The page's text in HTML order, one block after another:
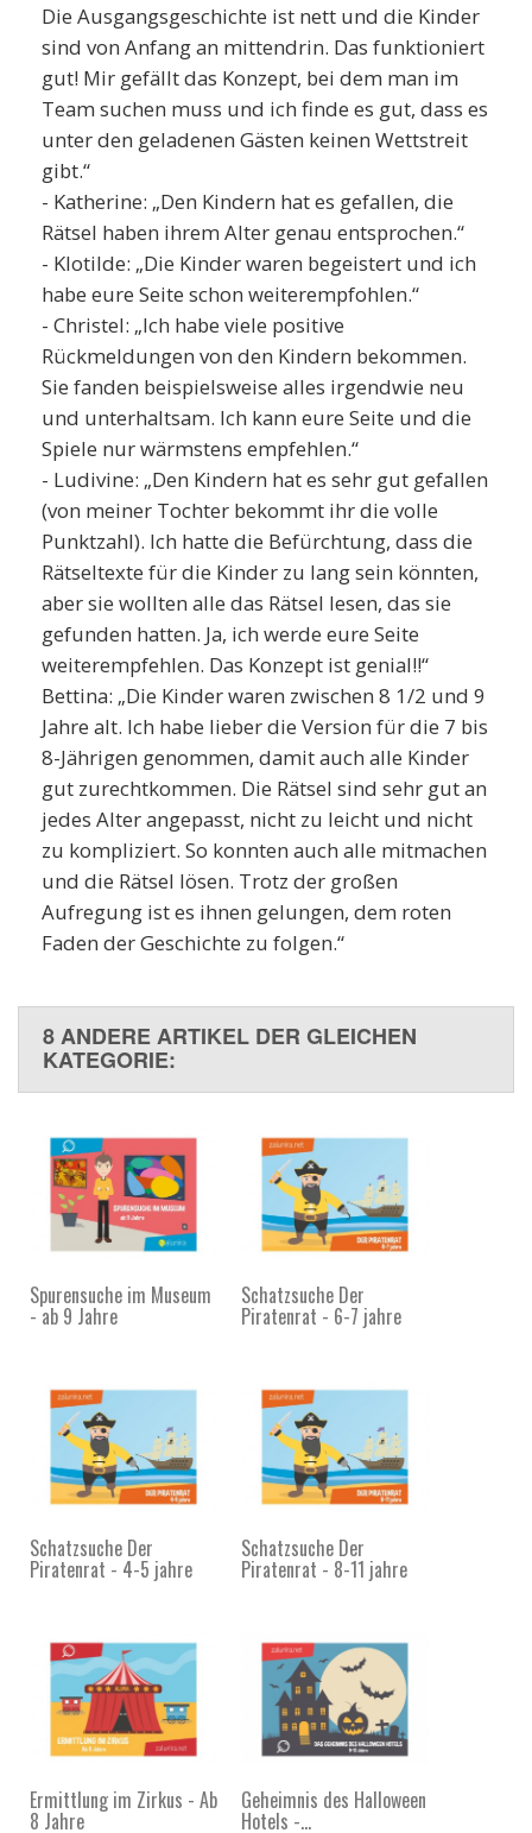
Die Ausgangsgeschichte ist nett und die Kinder
sind von Anfang an mittendrin. Das funktioniert
gut! Mir gefällt das Konzept, bei dem man im
Team suchen muss und ich finde es gut, dass es
unter den geladenen Gästen keinen Wettstreit
gibt.“
- Katherine: „Den Kindern hat es gefallen, die
Rätsel haben ihrem Alter genau entsprochen.“
- Klotilde: „Die Kinder waren begeistert und ich
habe eure Seite schon weiterempfohlen.“
- Christel: „Ich habe viele positive
Rückmeldungen von den Kindern bekommen.
Sie fanden beispielsweise alles irgendwie neu
und unterhaltsam. Ich kann eure Seite und die
Spiele nur wärmstens empfehlen.“
- Ludivine: „Den Kindern hat es sehr gut gefallen
(von meiner Tochter bekommt ihr die volle
Punktzahl). Ich hatte die Befürchtung, dass die
Rätseltexte für die Kinder zu lang sein könnten,
aber sie wollten alle das Rätsel lesen, das sie
gefunden hatten. Ja, ich werde eure Seite
weiterempfehlen. Das Konzept ist genial!!“
Bettina: „Die Kinder waren zwischen 8 1/2 und 9
Jahre alt. Ich habe lieber die Version für die 7 bis
8-Jährigen genommen, damit auch alle Kinder
gut zurechtkommen. Die Rätsel sind sehr gut an
jedes Alter angepasst, nicht zu leicht und nicht
zu kompliziert. So konnten auch alle mitmachen
und die Rätsel lösen. Trotz der großen
Aufregung ist es ihnen gelungen, dem roten
Faden der Geschichte zu folgen.“
8 ANDERE ARTIKEL DER GLEICHEN
KATEGORIE:
Spurensuche im Museum
- ab 9 Jahre
Schatzsuche Der
Piratenrat - 6-7 jahre
Schatzsuche Der
Piratenrat - 4-5 jahre
Schatzsuche Der
Piratenrat - 8-11 jahre
Ermittlung im Zirkus - Ab
8 Jahre
Geheimnis des Halloween
Hotels -...